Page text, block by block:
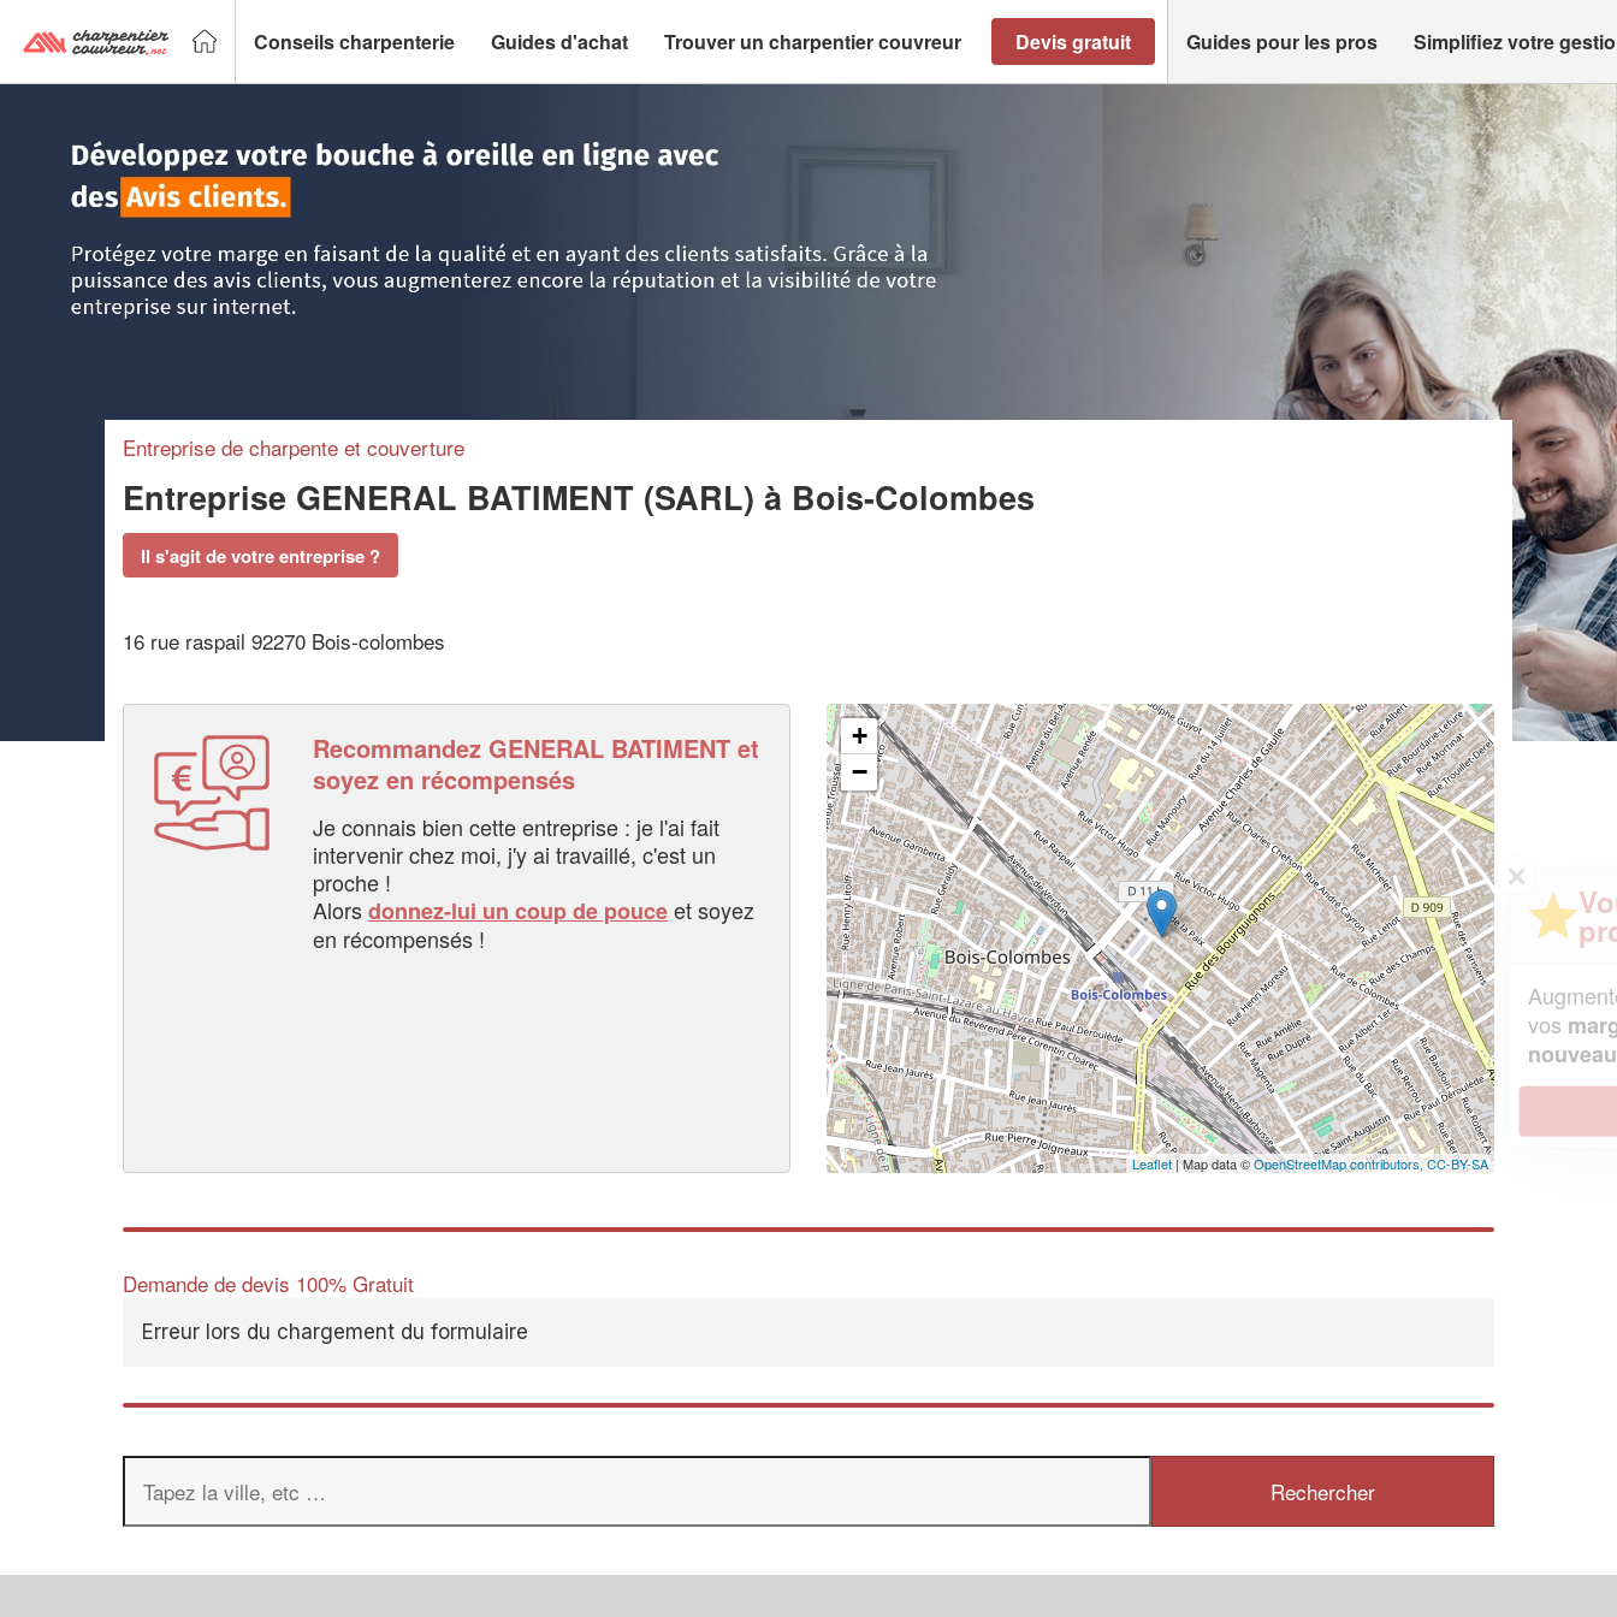
Conseils charpenterie Guides d'achat Trouver un charpentier couvreur Devis gratuit Guides pour les pros Simplifiez votre
Entreprise de charpente et couverture
Entreprise GENERAL BATIMENT (SARL) à Bois-Colombes
Il s'agit de votre entreprise ?
16 rue raspail 92270 Bois-colombes
Recommandez GENERAL BATIMENT et
soyez en récompensés
Je connais bien cette entreprise : je l'ai fait
intervenir chez moi, j'y ai travaillé, c'est un
proche !
Alorsdonnez-lui un coup de pouceet soyez
en récompensés !
+
−
Leaflet| Map data ©OpenStreetMap contributors,CC-BY-SA
Demande de devis 100% Gratuit
Erreur lors du chargement du formulaire
✕
Vous êtes un
professionnel ?
Augmentez votrechiffre d'affaireset
vosmargestout en gagnant de
nouveaux clients!
En savoir plus